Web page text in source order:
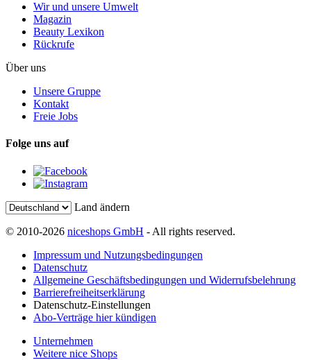
Wir und unsere Umwelt
Magazin
Beauty Lexikon
Rückrufe
Über uns
Unsere Gruppe
Kontakt
Freie Jobs
Folge uns auf
Land ändern
© 2010-2026 niceshops GmbH - All rights reserved.
Impressum und Nutzungsbedingungen
Datenschutz
Allgemeine Geschäftsbedingungen und Widerrufsbelehrung
Barrierefreiheitserklärung
Datenschutz-Einstellungen
Abo-Verträge hier kündigen
Unternehmen
Weitere nice Shops